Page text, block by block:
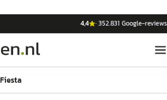
4,4 ·352.831 Google-reviews